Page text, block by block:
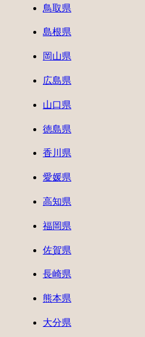
鳥取県
島根県
岡山県
広島県
山口県
徳島県
香川県
愛媛県
高知県
福岡県
佐賀県
長崎県
熊本県
大分県